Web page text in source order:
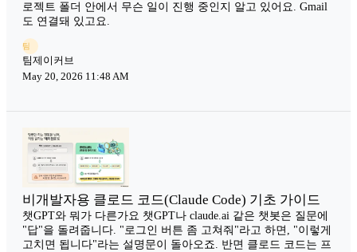
로젝트 폴더 안에서 무슨 일이 진행 중인지 알고 있어요. Gmail
도 연결돼 있고요.
팀
팀제이커브
May 20, 2026 11:48 AM
비개발자용 클로드 코드(Claude Code) 기초 가이드
챗GPT와 뭐가 다른가요 챗GPT나 claude.ai 같은 챗봇은 질문에
"답"을 돌려줍니다. "로그인 버튼 좀 고쳐줘"라고 하면, "이렇게
고치면 됩니다"라는 설명문이 돌아오죠. 반면 클로드 코드는 프